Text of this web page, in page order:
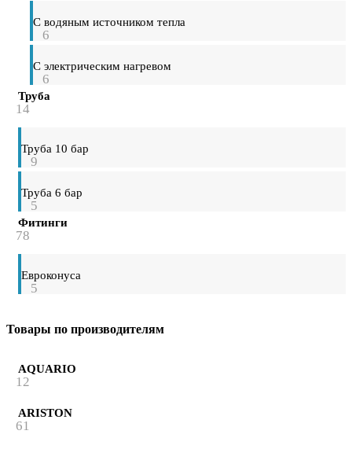
С водяным источником тепла
6
С электрическим нагревом
6
Труба
14
Труба 10 бар
9
Труба 6 бар
5
Фитинги
78
Евроконуса
5
Товары по производителям
AQUARIO
12
ARISTON
61